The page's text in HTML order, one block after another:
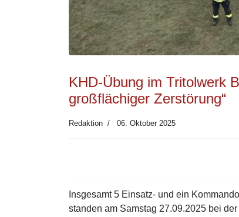
KHD-Übung im Tritolwerk
großflächiger Zerstörung“
Redaktion 06. Oktober 2025
Insgesamt 5 Einsatz- und ein
standen am Samstag 27.09.2025 bei